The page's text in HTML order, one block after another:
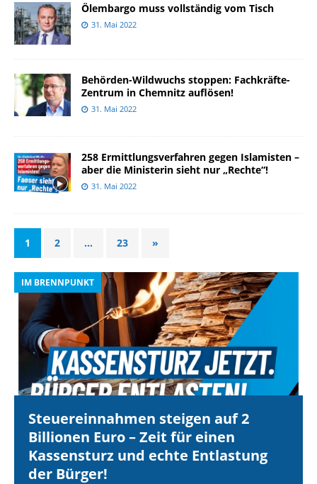
Ölembargo muss vollständig vom Tisch
31. Mai 2022
Behörden-Wildwuchs stoppen: Fachkräfte-
Zentrum in Chemnitz auflösen!
31. Mai 2022
258 Ermittlungsverfahren gegen Islamisten –
aber die Ministerin sieht nur „Rechte“!
31. Mai 2022
1 2 … 23 »
IM BRENNPUNKT
Steuereinnahmen steigen auf 2
Billionen Euro – Zeit für einen
Kassensturz und echte Entlastung
der Bürger!